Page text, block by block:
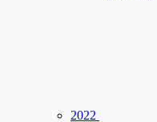
2022